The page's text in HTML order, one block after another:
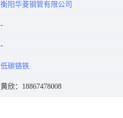
衡阳华菱钢管有限公司
低碳铬铁
黄欣：18867478008